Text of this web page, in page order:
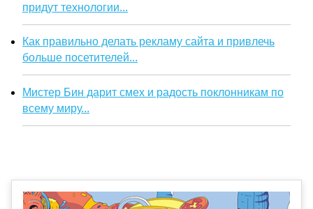
придут технологии...
Как правильно делать рекламу сайта и привлечь
больше посетителей...
Мистер Бин дарит смех и радость поклонникам по
всему миру...